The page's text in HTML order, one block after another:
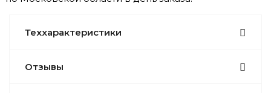
Теххарактеристики
Отзывы